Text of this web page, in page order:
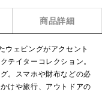
商品詳細
ウェビングがアクセント
テイターコレクション。
。スマホや財布などの必
けや旅行、アウトドアの